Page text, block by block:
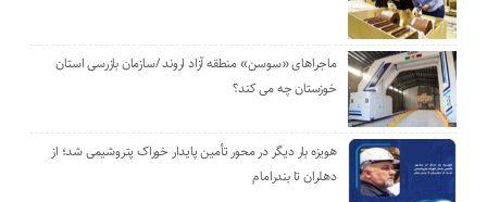
ماجراهای «سوسن» منطقه آزاد اروند /سازمان بازرسی استان
خوزستان چه می کند؟
هویزه بار دیگر در محور تأمین پایدار خوراک پتروشیمی شد؛ از
دهلران تا بندرامام